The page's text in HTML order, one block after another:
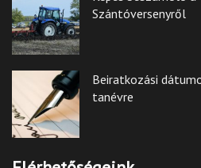
Szántóversenyről
Beiratkozási
tanévre